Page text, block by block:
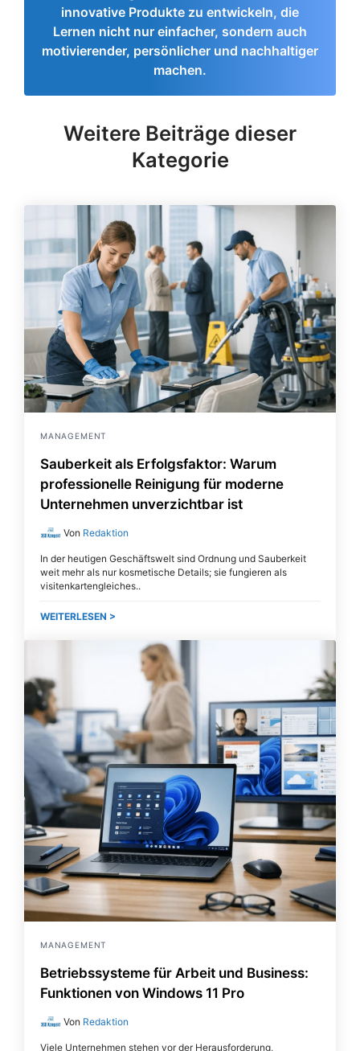
innovative Produkte zu entwickeln, die
Lernen nicht nur einfacher, sondern auch
motivierender, persönlicher und nachhaltiger
machen.
Weitere Beiträge dieser
Kategorie
MANAGEMENT
Sauberkeit als Erfolgsfaktor: Warum
professionelle Reinigung für moderne
Unternehmen unverzichtbar ist
Von Redaktion
In der heutigen Geschäftswelt sind Ordnung und Sauberkeit
weit mehr als nur kosmetische Details; sie fungieren als
visitenkartengleiches
WEITERLESEN >
MANAGEMENT
Betriebssysteme für Arbeit und Business:
Funktionen von Windows 11 Pro
Von Redaktion
Viele Unternehmen stehen vor der Herausforderung,